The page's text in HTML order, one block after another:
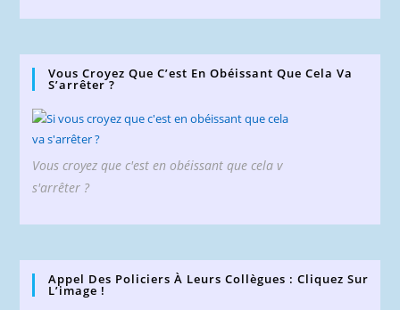
Vous Croyez Que C’est En Obéissant Que Cela Va
S’arrêter ?
Vous croyez que c'est en obéissant que cela v
s'arrêter ?
Appel Des Policiers À Leurs Collègues : Cliquez Sur
L’image !